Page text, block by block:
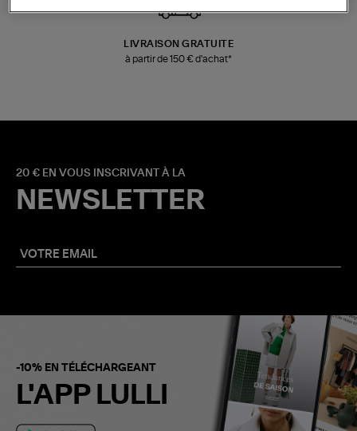
LIVRAISON GRATUITE
à partir de 150 € d'achat*
20 € EN VOUS INSCRIVANT À LA
NEWSLETTER
-10% EN TÉLÉCHARGEANT
L'APP LULLI